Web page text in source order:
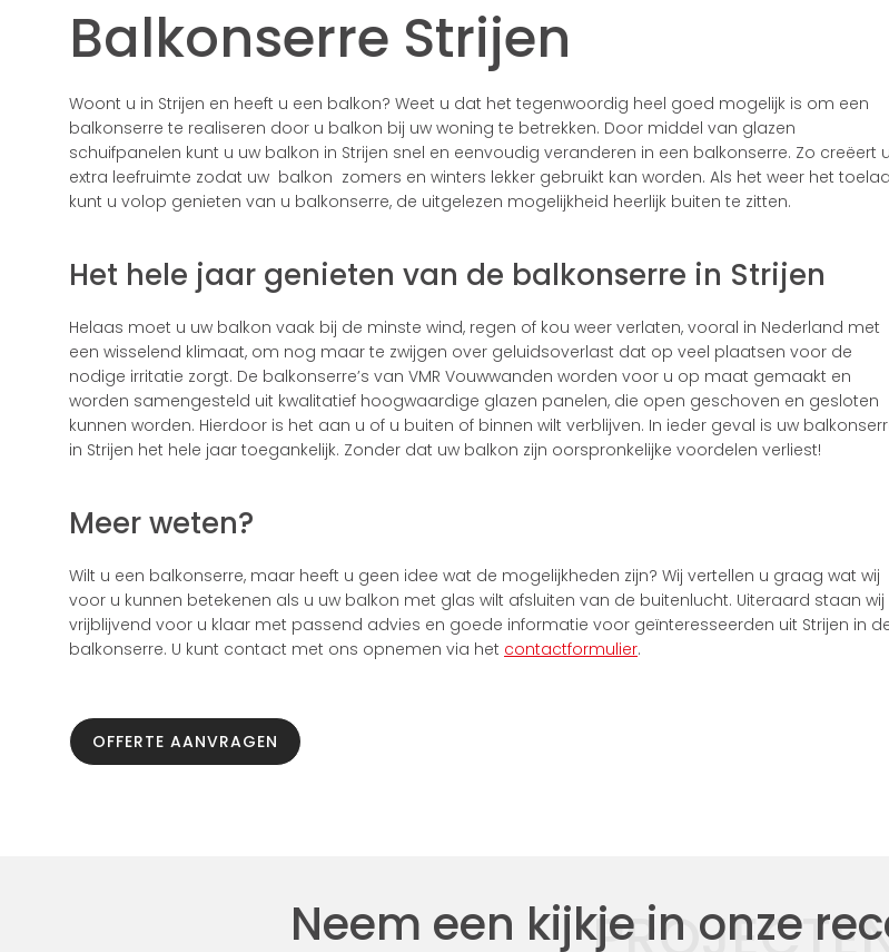
Balkonserre Strijen
Woont u in Strijen en heeft u een balkon? Weet u dat het tegenwoordig heel goed mogelijk is om een
balkonserre te realiseren door u balkon bij uw woning te betrekken. Door middel van glazen
schuifpanelen kunt u uw balkon in Strijen snel en eenvoudig veranderen in een balkonserre. Zo creëert u
extra leefruimte zodat uw balkon zomers en winters lekker gebruikt kan worden. Als het weer het
kunt u volop genieten van u balkonserre, de uitgelezen mogelijkheid heerlijk buiten te zitten.
Het hele jaar genieten van de balkonserre in Strijen
Helaas moet u uw balkon vaak bij de minste wind, regen of kou weer verlaten, vooral in Nederland met
een wisselend klimaat, om nog maar te zwijgen over geluidsoverlast dat op veel plaatsen voor de
nodige irritatie zorgt. De balkonserre’s van VMR Vouwwanden worden voor u op maat gemaakt en
worden samengesteld uit kwalitatief hoogwaardige glazen panelen, die open geschoven en gesloten
kunnen worden. Hierdoor is het aan u of u buiten of binnen wilt verblijven. In ieder geval is uw
in Strijen het hele jaar toegankelijk. Zonder dat uw balkon zijn oorspronkelijke voordelen verliest!
Meer weten?
Wilt u een balkonserre, maar heeft u geen idee wat de mogelijkheden zijn? Wij vertellen u graag wat wij
voor u kunnen betekenen als u uw balkon met glas wilt afsluiten van de buitenlucht. Uiteraard staan wij
vrijblijvend voor u klaar met passend advies en goede informatie voor geïnteresseerden uit Strijen in
balkonserre. U kunt contact met ons opnemen via het contactformulier.
OFFERTE AANVRAGEN
Neem een kijkje in onze